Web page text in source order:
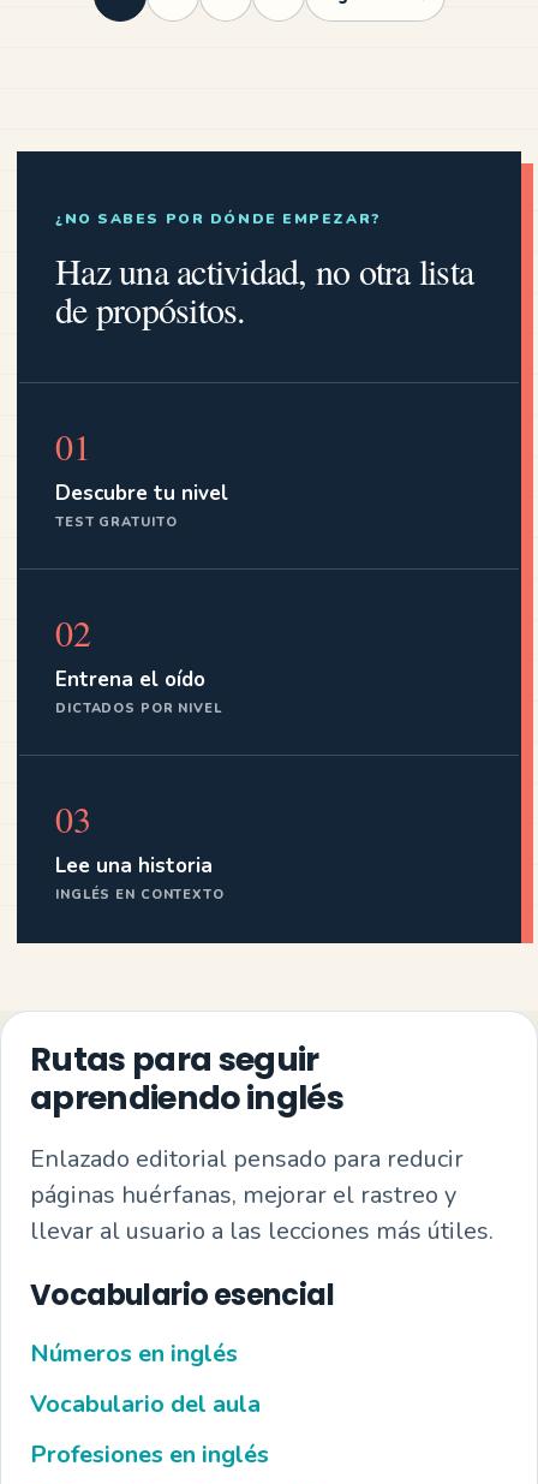
¿NO SABES POR DÓNDE EMPEZAR?
Haz una actividad, no otra lista
de propósitos.
01
Descubre tu nivel
TEST GRATUITO
02
Entrena el oído
DICTADOS POR NIVEL
03
Lee una historia
INGLÉS EN CONTEXTO
Rutas para seguir
aprendiendo inglés
Enlazado editorial pensado para reducir
páginas huérfanas, mejorar el rastreo y
llevar al usuario a las lecciones más útiles.
Vocabulario esencial
Números en inglés
Vocabulario del aula
Profesiones en inglés